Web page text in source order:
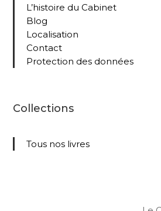
L’histoire du Cabinet
Blog
Localisation
Contact
Protection des données
Collections
Tous nos livres